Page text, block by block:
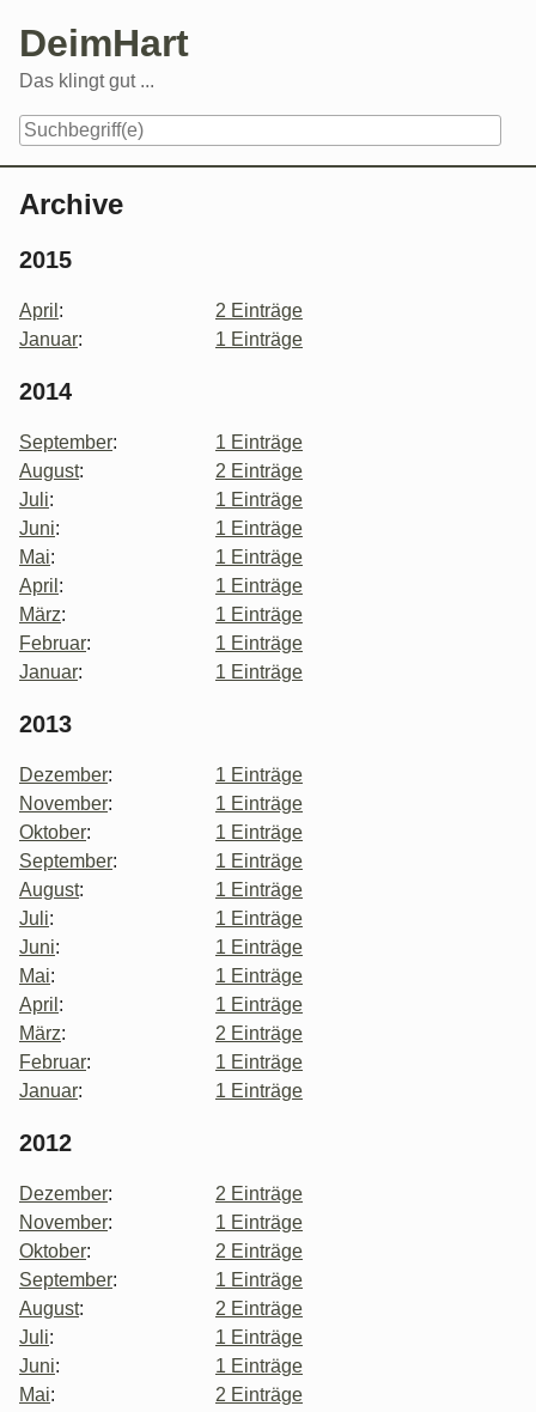
content
DeimHart
Das klingt gut ...
Archive
2015
April :
2 Einträge
Januar: 1 Einträge
2014
September:
1 Einträge
August:
2 Einträge
Juli:
1 Einträge
Juni:
1 Einträge
Mai:
1 Einträge
April :
1 Einträge
März:
1 Einträge
Februar:
1 Einträge
Januar: 1 Einträge
2013
Dezember:
1 Einträge
November:
1 Einträge
Oktober:
1 Einträge
September:
1 Einträge
August:
1 Einträge
Juli:
1 Einträge
Juni:
1 Einträge
Mai:
1 Einträge
April :
1 Einträge
März:
2 Einträge
Februar:
1 Einträge
Januar: 1 Einträge
2012
Dezember:
2 Einträge
November:
1 Einträge
Oktober:
2 Einträge
September:
1 Einträge
August:
2 Einträge
Juli:
1 Einträge
Juni:
1 Einträge
Mai:
2 Einträge